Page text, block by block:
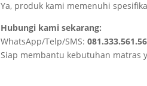
Ya, produk kami memenuhi
Hubungi kami sekarang:
WhatsApp/Telp/SMS:
Siap membantu kebutuhan matras